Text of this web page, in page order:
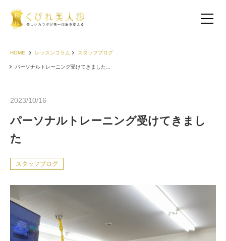
お客様の声（40代）
HOME レッスンコラム スタッフブログ
パーソナルトレーニング受けてきました...
2023/10/16
パーソナルトレーニング受けてきまし
た
スタッフブログ